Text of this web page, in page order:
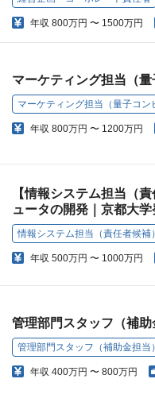
年収 800万円 〜 1500万円
マーケティング担当（量
マーケティング担当（量子コン
年収 800万円 〜 1200万円
【情報システム担当（
ュータの開発｜京都大
情報システム担当（責任者候補）
年収 500万円 〜 1000万円
管理部門スタッフ（補助
管理部門スタッフ（補助金担当）
年収 400万円 〜 800万円